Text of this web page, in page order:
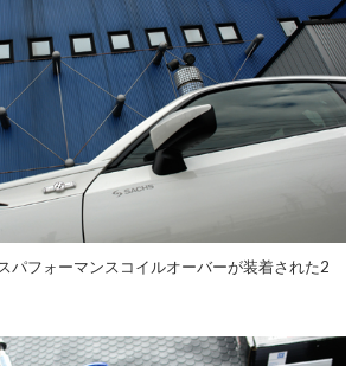
パフォーマンスコイルオーバーが装着された2